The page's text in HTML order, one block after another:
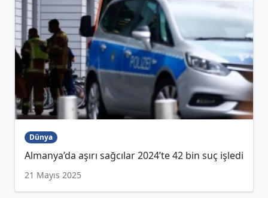
Dünya
Almanya’da aşırı sağcılar 2024’te 42 bin suç işledi
21 Mayıs 2025